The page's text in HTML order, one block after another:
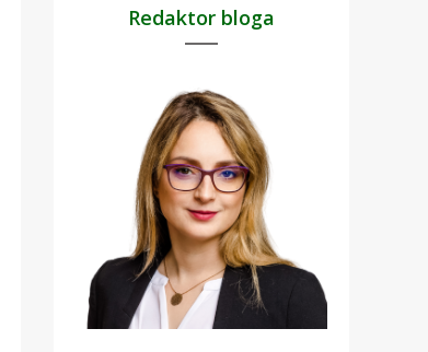
Redaktor bloga